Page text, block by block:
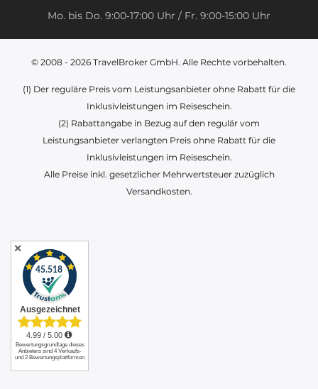
Mo. bis Do. 9:00‑17:00 Uhr / Fr. 9:00-15:00 Uhr
© 2008 - 2026 TravelBroker GmbH. Alle Rechte vorbehalten.
(1) Der reguläre Preis vom Leistungsanbieter ohne Rabatt für die
Inklusivleistungen im Reiseschein.
(2) Rabattangabe in Bezug auf den regulär vom
Leistungsanbieter verlangten Preis ohne Rabatt für die
Inklusivleistungen im Reiseschein.
Alle Preise inkl. gesetzlicher Mehrwertsteuer zuzüglich
Versandkosten.
✕